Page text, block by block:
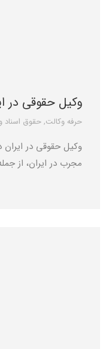
وکیل حقوقی در
حرفه وکالت,حقوق اسناد
وکیل حقوقی در
مجرب در ایران، از